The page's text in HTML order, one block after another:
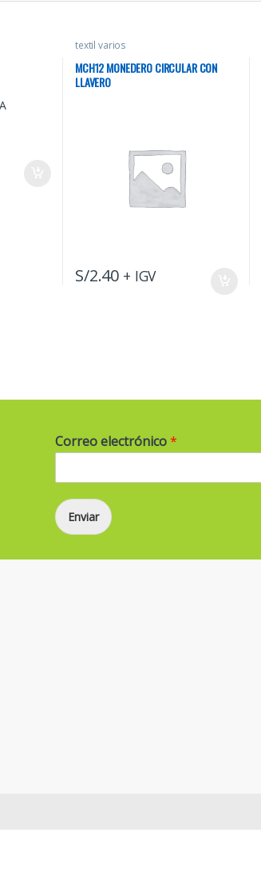
textil varios
MCH12 MONEDERO CIRCULAR CON
LLAVERO
S/2.40 + IGV
Correo electrónico*
Enviar